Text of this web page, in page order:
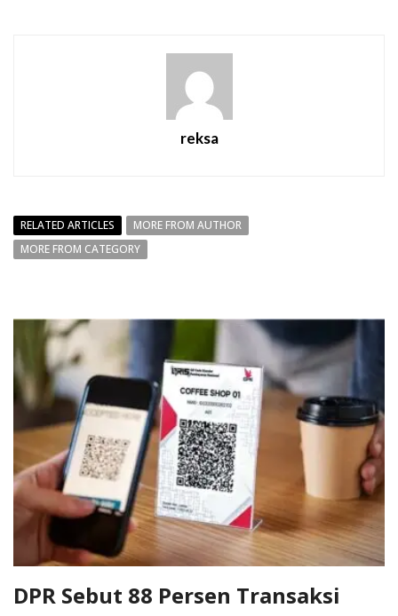
reksa
RELATED ARTICLES
MORE FROM AUTHOR
MORE FROM CATEGORY
DPR Sebut 88 Persen Transaksi